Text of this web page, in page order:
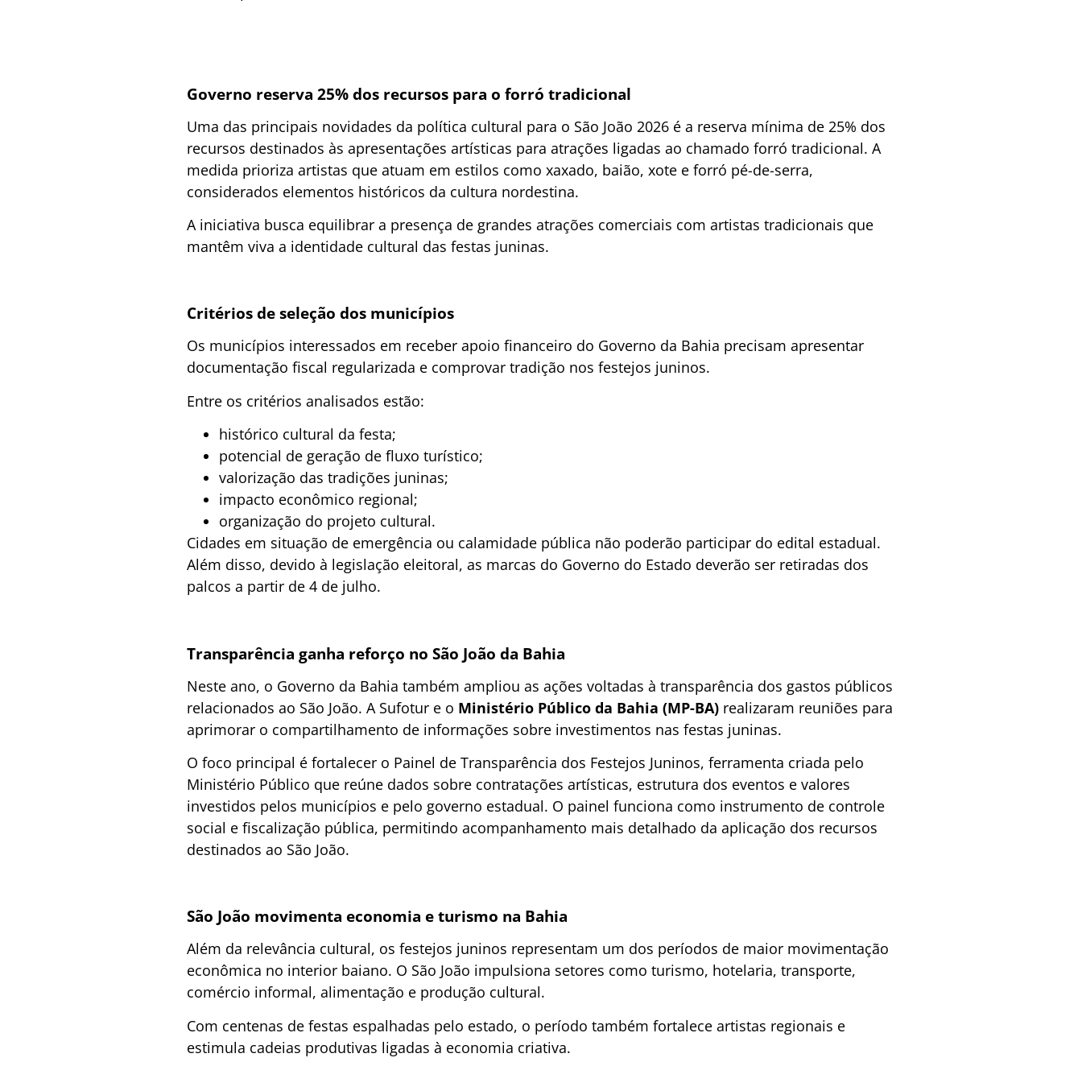
Governo reserva 25% dos recursos para o forró tradicional
Uma das principais novidades da política cultural para o São João 2026 é a reserva mínima de 25% dos
recursos destinados às apresentações artísticas para atrações ligadas ao chamado forró tradicional. A
medida prioriza artistas que atuam em estilos como xaxado, baião, xote e forró pé-de-serra,
considerados elementos históricos da cultura nordestina.
A iniciativa busca equilibrar a presença de grandes atrações comerciais com artistas tradicionais que
mantêm viva a identidade cultural das festas juninas.
Critérios de seleção dos municípios
Os municípios interessados em receber apoio financeiro do Governo da Bahia precisam apresentar
documentação fiscal regularizada e comprovar tradição nos festejos juninos.
Entre os critérios analisados estão:
histórico cultural da festa;
potencial de geração de fluxo turístico;
valorização das tradições juninas;
impacto econômico regional;
organização do projeto cultural.
Cidades em situação de emergência ou calamidade pública não poderão participar do edital estadual.
Além disso, devido à legislação eleitoral, as marcas do Governo do Estado deverão ser retiradas dos
palcos a partir de 4 de julho.
Transparência ganha reforço no São João da Bahia
Neste ano, o Governo da Bahia também ampliou as ações voltadas à transparência dos gastos públicos
relacionados ao São João. A Sufotur e o Ministério Público da Bahia (MP-BA) realizaram reuniões para
aprimorar o compartilhamento de informações sobre investimentos nas festas juninas.
O foco principal é fortalecer o Painel de Transparência dos Festejos Juninos, ferramenta criada pelo
Ministério Público que reúne dados sobre contratações artísticas, estrutura dos eventos e valores
investidos pelos municípios e pelo governo estadual. O painel funciona como instrumento de controle
social e fiscalização pública, permitindo acompanhamento mais detalhado da aplicação dos recursos
destinados ao São João.
São João movimenta economia e turismo na Bahia
Além da relevância cultural, os festejos juninos representam um dos períodos de maior movimentação
econômica no interior baiano. O São João impulsiona setores como turismo, hotelaria, transporte,
comércio informal, alimentação e produção cultural.
Com centenas de festas espalhadas pelo estado, o período também fortalece artistas regionais e
estimula cadeias produtivas ligadas à economia criativa.